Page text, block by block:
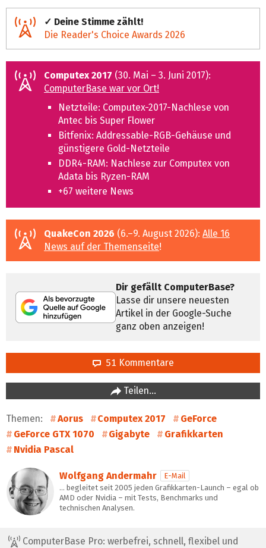
✓ Deine Stimme zählt!
Die Reader's Choice Awards 2026
Computex 2017 (30. Mai – 3. Juni 2017):
ComputerBase war vor Ort!
Netzteile: Computex-2017-Nachlese von
Antec bis Super Flower
Bitfenix: Addressable-RGB-Gehäuse und
günstigere Gold-Netzteile
DDR4-RAM: Nachlese zur Computex von
Adata bis Ryzen-RAM
+67 weitere News
QuakeCon 2026 (6.–9. August 2026): Alle 16
News auf der Themenseite!
Dir gefällt ComputerBase?
Lasse dir unsere neuesten
Artikel in der Google-Suche
ganz oben anzeigen!
51 Kommentare
Teilen…
Themen: Aorus Computex 2017
GeForce
GeForce GTX 1070
Gigabyte
Grafikkarten
Nvidia Pascal
Wolfgang Andermahr
E-Mail
… begleitet seit 2005 jeden Grafikkarten-Launch – egal ob
AMD oder Nvidia – mit Tests, Benchmarks und
technischen Analysen.
ComputerBase Pro: werbefrei, schnell, flexibel und